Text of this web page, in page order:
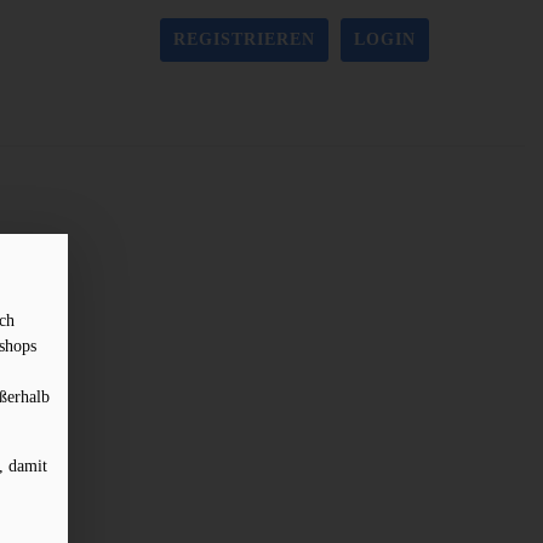
REGISTRIEREN LOGIN
damit